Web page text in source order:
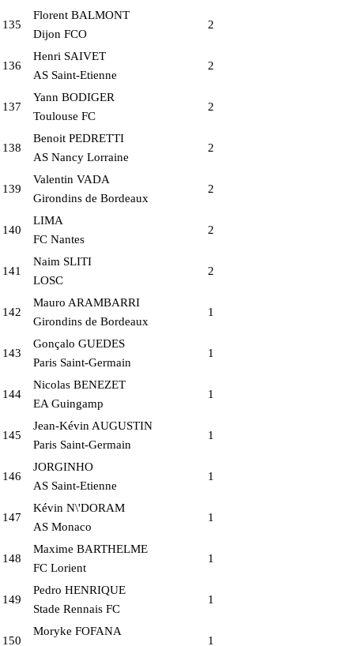
135
Florent BALMONT
Dijon FCO
2
136
Henri SAIVET
AS Saint-Etienne
2
137
Yann BODIGER
Toulouse FC
2
138
Benoit PEDRETTI
AS Nancy Lorraine
2
139
Valentin VADA
Girondins de Bordeaux
2
140
LIMA
FC Nantes
2
141
Naim SLITI
LOSC
2
142
Mauro ARAMBARRI
Girondins de Bordeaux
1
143
Gonçalo GUEDES
Paris Saint-Germain
1
144
Nicolas BENEZET
EA Guingamp
1
145
Jean-Kévin AUGUSTIN
Paris Saint-Germain
1
146
JORGINHO
AS Saint-Etienne
1
147
Kévin N\'DORAM
AS Monaco
1
148
Maxime BARTHELME
FC Lorient
1
149
Pedro HENRIQUE
Stade Rennais FC
1
150
Moryke FOFANA
1